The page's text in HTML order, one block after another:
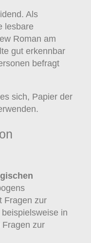
Als
lesbare
Roman am
gut erkennbar
befragt
sich, Papier der
Fragen zur
in
zur